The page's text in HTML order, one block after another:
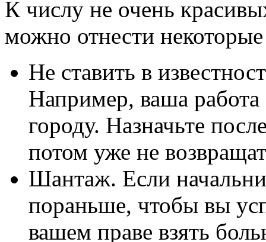
К числу не очень
можно отнести
Не ставить в
Например, ваша
городу. Назначьте
потом уже не
Шантаж. Если
пораньше, чтобы вы
вашем праве взять